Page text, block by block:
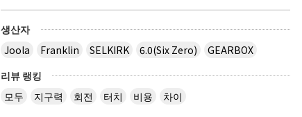
생산자
Joola
Franklin SELKIRK 6.0(Six Zero)
GEARBOX
리뷰 랭킹
모두
지구력 회전 터치 비용 차이